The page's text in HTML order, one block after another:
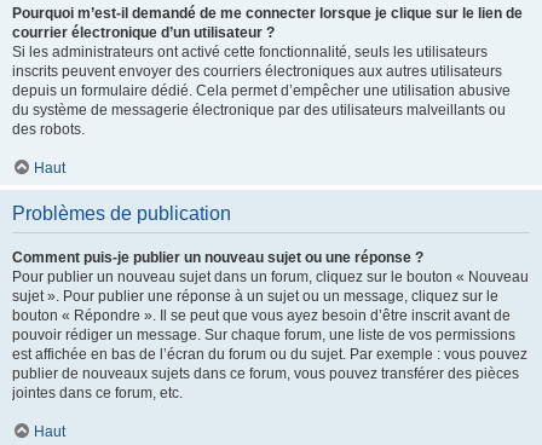
Pourquoi m’est-il demandé de me connecter lorsque je clique sur le lien de
courrier électronique d’un utilisateur ?
Si les administrateurs ont activé cette fonctionnalité, seuls les utilisateurs
inscrits peuvent envoyer des courriers électroniques aux autres utilisateurs
depuis un formulaire dédié. Cela permet d’empêcher une utilisation abusive
du système de messagerie électronique par des utilisateurs malveillants ou
des robots.
Haut
Problèmes de publication
Comment puis-je publier un nouveau sujet ou une réponse ?
Pour publier un nouveau sujet dans un forum, cliquez sur le bouton « Nouveau
sujet ». Pour publier une réponse à un sujet ou un message, cliquez sur le
bouton « Répondre ». Il se peut que vous ayez besoin d’être inscrit avant de
pouvoir rédiger un message. Sur chaque forum, une liste de vos permissions
est affichée en bas de l’écran du forum ou du sujet. Par exemple : vous pouvez
publier de nouveaux sujets dans ce forum, vous pouvez transférer des pièces
jointes dans ce forum, etc.
Haut